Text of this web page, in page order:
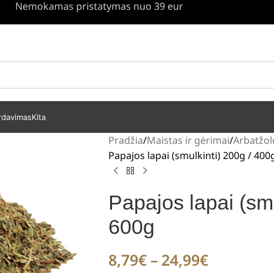
Nemokamas pristatymas nuo 39 eur
Kita
Pradžia Maistas ir gėrimai
Papajos lapai (smulkinti) 200g /
Papajos lapai
600g
8,79€ – 24,99€